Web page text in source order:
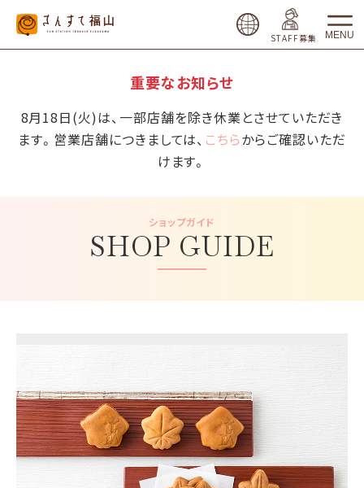
STAFF募集 MENU
重要なお知らせ
8月18日(火)は、一部店舗を除き休業とさせていただき
ます。営業店舗につきましては、 こちらからご確認いただ
けます。
SHOP GUIDE
ショップガイド